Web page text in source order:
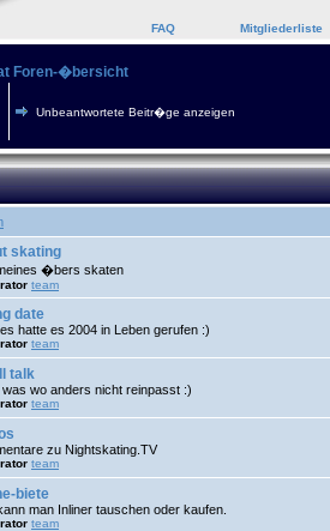
FAQ Mitgliederliste
Foren-�bersicht
Unbeantwortete Beitr�ge anzeigen
skating
�bers skaten
team
date
hatte es 2004 in Leben gerufen :)
team
talk
was wo anders nicht reinpasst :)
team
zu Nightskating.TV
team
biete
man Inliner tauschen oder kaufen.
team